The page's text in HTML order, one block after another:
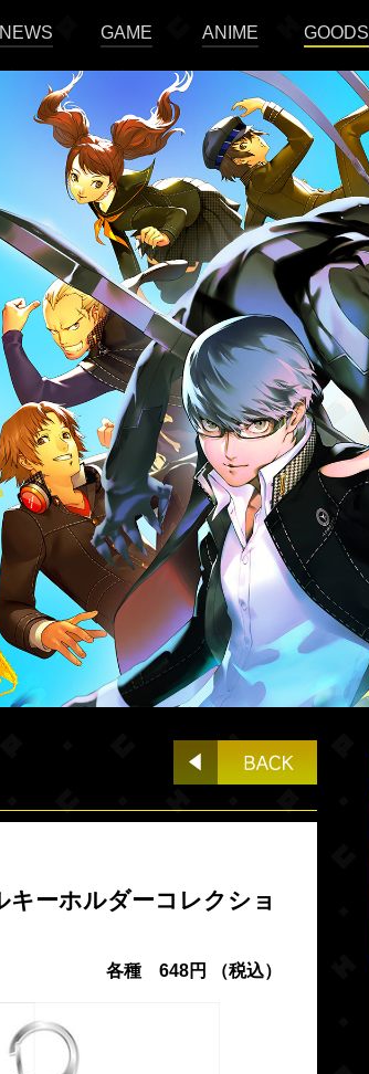
NEWS GAME ANIME GOODS
ーホルダーコレクショ
各種 648円 （税込）